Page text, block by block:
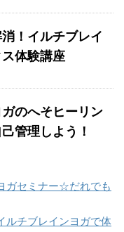
！イルチブレイ
体験講座
のへそヒーリン
管理しよう！
ガセミナー☆だれでも
ルチブレインヨガで体